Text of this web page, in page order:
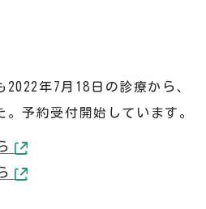
年7月18日の診療から、
予約受付開始しています。